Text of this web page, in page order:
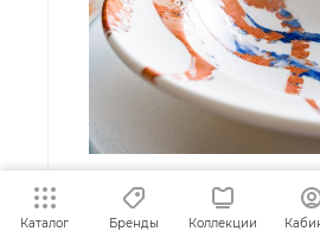
О БРЕНДАХ И КОЛЛЕКЦИЯХ —
Каталог Бренды Коллекции